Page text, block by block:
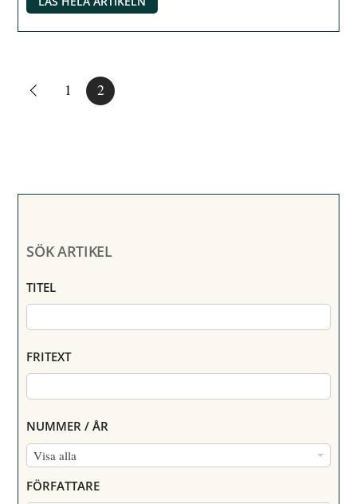
1 2
SÖK ARTIKEL
TITEL
FRITEXT
NUMMER / ÅR
Visa alla
N
M
FÖRFATTARE